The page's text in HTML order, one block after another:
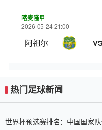
喀麦隆甲
2026-05-24 21:00
阿祖尔 VS
热门足球新闻
世界杯预选赛排名：中国国家